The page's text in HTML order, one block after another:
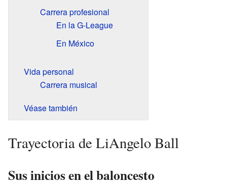
Carrera profesional
En la G-League
En México
Vida personal
Carrera musical
Véase también
Trayectoria de LiAngelo Ball
Sus inicios en el baloncesto